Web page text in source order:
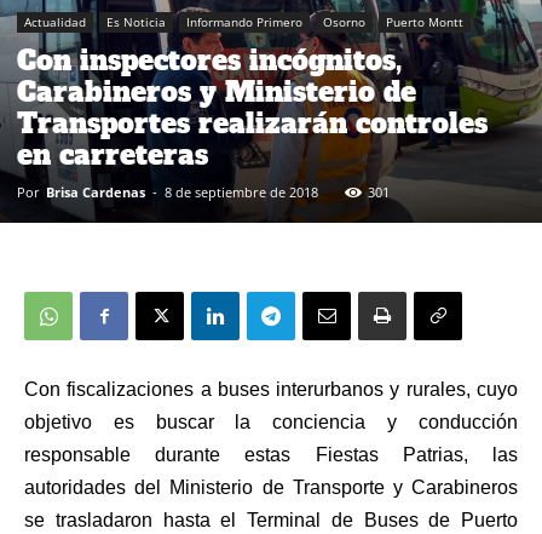
Actualidad Es Noticia Informando Primero Osorno Puerto Montt
Con inspectores incógnitos,
Carabineros y Ministerio de
Transportes realizarán controles
en carreteras
Por Brisa Cardenas - 8 de septiembre de 2018 301
Con fiscalizaciones a buses interurbanos y rurales, cuyo
objetivo es buscar la conciencia y conducción
responsable durante estas Fiestas Patrias, las
autoridades del Ministerio de Transporte y Carabineros
se trasladaron hasta el Terminal de Buses de Puerto